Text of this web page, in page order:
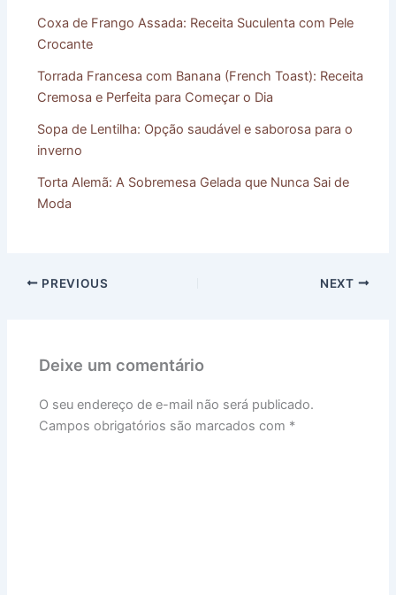
Coxa de Frango Assada: Receita Suculenta com Pele
Crocante
Torrada Francesa com Banana (French Toast): Receita
Cremosa e Perfeita para Começar o Dia
Sopa de Lentilha: Opção saudável e saborosa para o
inverno
Torta Alemã: A Sobremesa Gelada que Nunca Sai de
Moda
PREVIOUS NEXT
Deixe um comentário
O seu endereço de e-mail não será publicado.
Campos obrigatórios são marcados com *